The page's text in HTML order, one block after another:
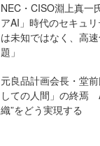
NEC・CISO淵上真一
アAI」時代のセキュ
は未知ではなく、高
題」
元良品計画会長・堂
しての人間」の終焉
織”をどう実現する